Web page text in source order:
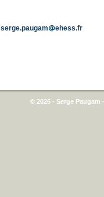
serge.paugam ehess.fr
© 2026 - Serge